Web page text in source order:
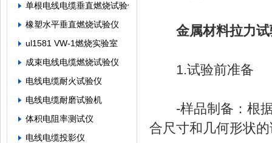
单根电线电缆垂直燃烧试验仪
橡塑水平垂直燃烧试验仪
ul1581 VW-1燃烧实验室
成束电线电缆燃烧试验仪
电线电缆耐火试验仪
电线电缆耐磨试验机
体积电阻率测试仪
电线电缆投影仪
金属材料拉力
1.试验前准备
-样品制备：根据
合尺寸和几何形状